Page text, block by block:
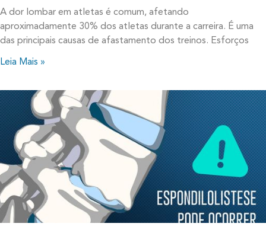
A dor lombar em atletas é comum, afetando
aproximadamente 30% dos atletas durante a carreira. É uma
das principais causas de afastamento dos treinos. Esforços
Leia Mais »